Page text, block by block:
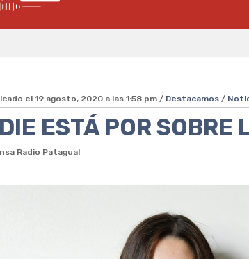
el 19 agosto, 2020 a las 1:58 pm / Destacamos /
ESTÁ POR SOBRE
Radio Patagual